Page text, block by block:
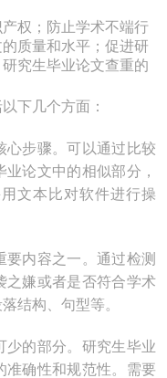
权；防止学术不端行
质量和水平；促进研
究生毕业论文查重的
下几个方面：
心步骤。可以通过比较
论文中的相似部分，
文本比对软件进行操
内容之一。通过检测
之嫌或者是否符合学术
结构、句型等。
少的部分。研究生毕业
准确性和规范性。需要